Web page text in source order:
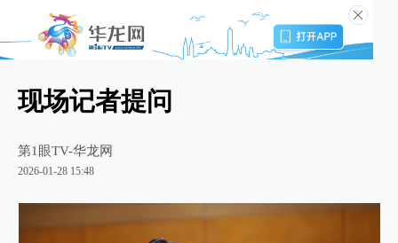
现场记者提问
第1眼TV-华龙网
2026-01-28 15:48